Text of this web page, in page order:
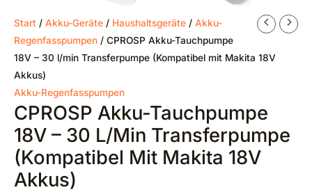
Start / Akku-Geräte / Haushaltsgeräte / Akku-
Regenfasspumpen / CPROSP Akku-Tauchpumpe
18V – 30 l/min Transferpumpe (Kompatibel mit Makita 18V
Akkus)
Akku-Regenfasspumpen
CPROSP Akku-Tauchpumpe
18V – 30 L/min Transferpumpe
(Kompatibel Mit Makita 18V
Akkus)